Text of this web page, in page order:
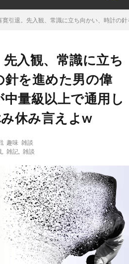
グ刊
ン
ナ
ッ
プ
ボ
ン
グ
観
戦
マ
ン
ガ・
ド
ャ
ラ
リ
ー
ホ
ー
ム
寛引退。先入観、常識に立ち向かい、時計の
入観、常識に立ち
針を進めた男の偉
量級以上で通用し
休み言えよw
趣味 雑談
雑記 雑談